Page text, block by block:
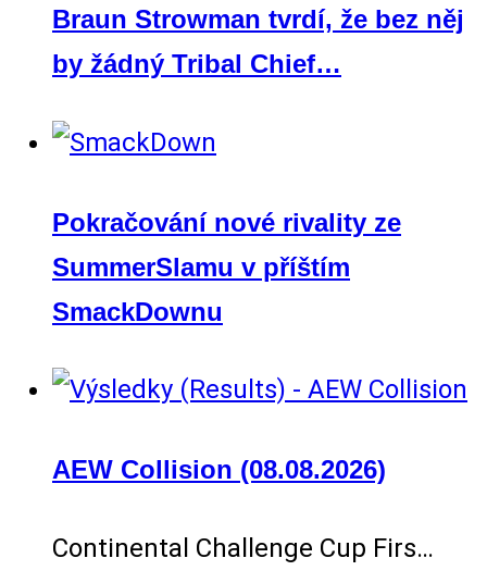
Braun Strowman tvrdí, že bez něj
by žádný Tribal Chief…
Pokračování nové rivality ze
SummerSlamu v příštím
SmackDownu
AEW Collision (08.08.2026)
Continental Challenge Cup Firs…